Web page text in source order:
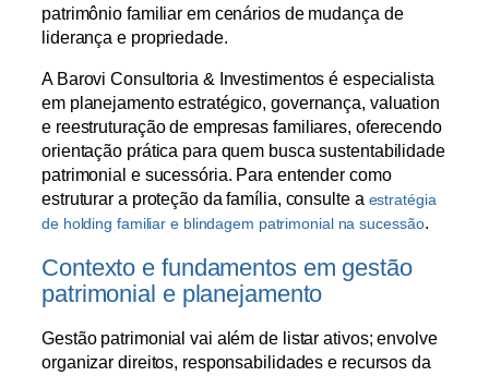
patrimônio familiar em cenários de mudança de
liderança e propriedade.
A Barovi Consultoria & Investimentos é especialista
em planejamento estratégico, governança, valuation
e reestruturação de empresas familiares, oferecendo
orientação prática para quem busca sustentabilidade
patrimonial e sucessória. Para entender como
estruturar a proteção da família, consulte a estratégia
de holding familiar e blindagem patrimonial na sucessão.
Contexto e fundamentos em gestão
patrimonial e planejamento
Gestão patrimonial vai além de listar ativos; envolve
organizar direitos, responsabilidades e recursos da